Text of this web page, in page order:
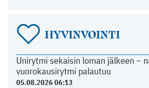
HYVINVOINTI
Unirytmi sekaisin loman jälkeen –
vuorokausirytmi palautuu
05.08.2026 06:13